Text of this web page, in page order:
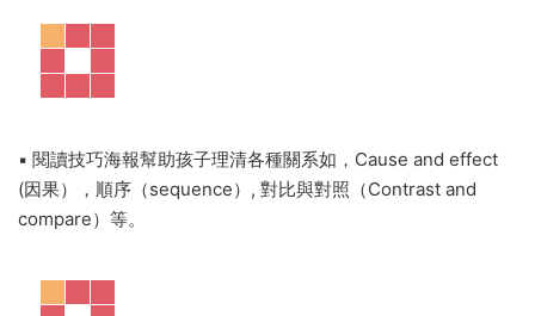
高。
1. 優質文章素材對标藍思測評、劍橋英語證書及
CEFR
學生的精彩文章